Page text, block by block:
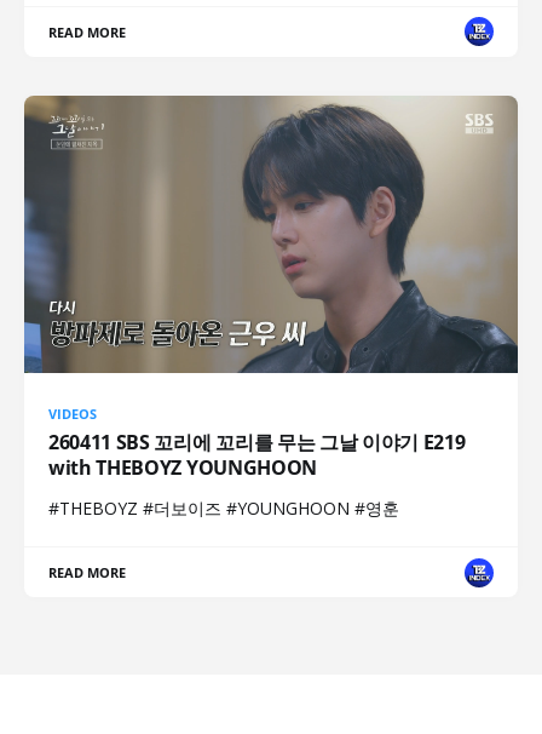
READ MORE
VIDEOS
260411 SBS 꼬리에 꼬리를 무는 그날 이야기 E219
with THEBOYZ YOUNGHOON
#THEBOYZ #더보이즈 #YOUNGHOON #영훈
READ MORE